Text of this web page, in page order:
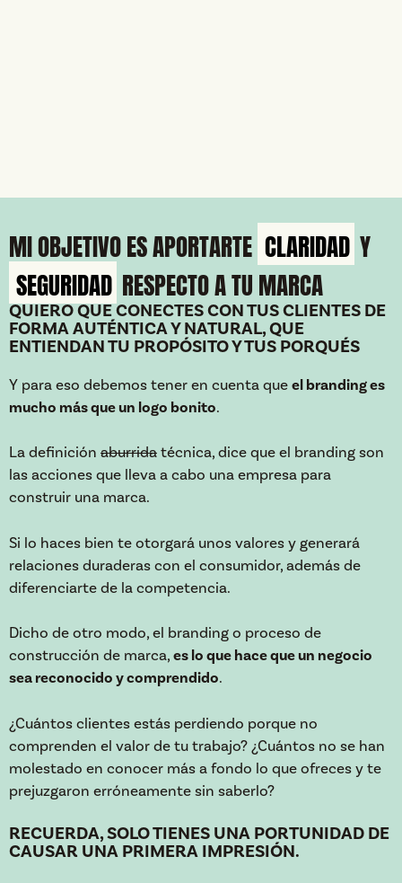
MI OBJETIVO ES APORTARTE CLARIDAD Y
SEGURIDAD RESPECTO A TU MARCA
QUIERO QUE CONECTES CON TUS CLIENTES DE
FORMA AUTÉNTICA Y NATURAL, QUE
ENTIENDAN TU PROPÓSITO Y TUS PORQUÉS
Y para eso debemos tener en cuenta que el branding es
mucho más que un logo bonito.
La definición aburrida técnica, dice que el branding son
las acciones que lleva a cabo una empresa para
construir una marca.
Si lo haces bien te otorgará unos valores y generará
relaciones duraderas con el consumidor, además de
diferenciarte de la competencia.
Dicho de otro modo, el branding o proceso de
construcción de marca, es lo que hace que un negocio
sea reconocido y comprendido.
¿Cuántos clientes estás perdiendo porque no
comprenden el valor de tu trabajo? ¿Cuántos no se han
molestado en conocer más a fondo lo que ofreces y te
prejuzgaron erróneamente sin saberlo?
RECUERDA, SOLO TIENES UNA PORTUNIDAD DE
CAUSAR UNA PRIMERA IMPRESIÓN.